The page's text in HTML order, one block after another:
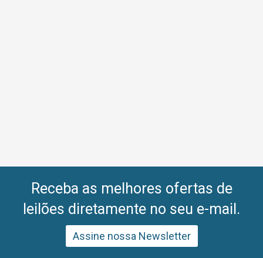
Receba as melhores ofertas de
leilões diretamente no seu e-mail.
Assine nossa Newsletter